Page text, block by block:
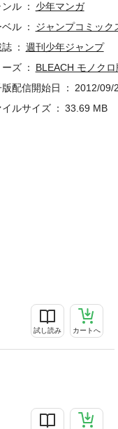
試し読み カートへ
ンル
少年マンガ
ベル
ジャンプコミック
誌
週刊少年ジャンプ
ーズ
BLEACH モノクロ
版配信開始日
2012/09/
イルサイズ
33.69 MB